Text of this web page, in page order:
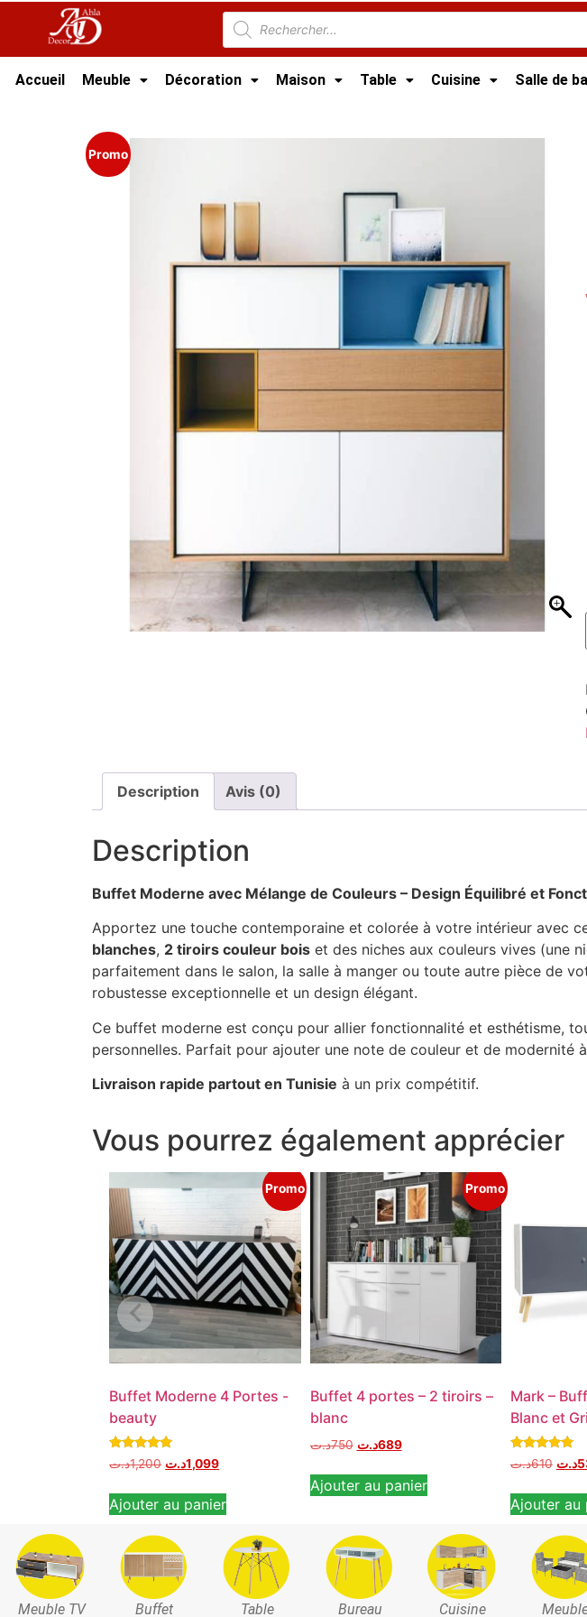
Accueil Meuble Décoration Maison Table Cuisine Salle de
Promo
Description Avis (0)
Description
Buffet Moderne avec Mélange de Couleurs – Design Équilibré et
Apportez une touche contemporaine et colorée à votre intérieur avec
blanches, 2 tiroirs couleur bois et des niches aux couleurs vives (une
parfaitement dans le salon, la salle à manger ou toute autre pièce de
robustesse exceptionnelle et un design élégant.
Ce buffet moderne est conçu pour allier fonctionnalité et esthétisme,
personnelles. Parfait pour ajouter une note de couleur et de modernité
Livraison rapide partout en Tunisie à un prix compétitif.
Vous pourrez également apprécier
Promo
Buffet Moderne 4 Portes -
beauty
Note
5.00
1,200د.ت 1,099د.ت
Ajouter au panier
Promo
Buffet 4 portes – 2 tiroirs –
blanc
750د.ت 689د.ت
Ajouter au panier
Mark –
Blanc et
Note
5.00
610د.ت د.ت
Ajouter au
Meuble TV Buffet Table Bureau Cuisine